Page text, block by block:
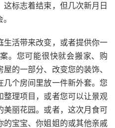
标志着结束，但几次新月日
生活带来改变，或者提供你一
。您可能很快就会搬家、购
的一部分、改变您的装饰、
个房间里放一件新外套。您
整理项目，或者您可以让景观
美丽花园。或者，这次月食可
宝宝、你姐姐的或其他亲戚